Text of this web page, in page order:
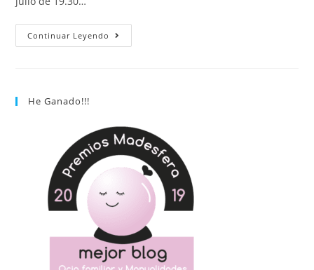
Continuar Leyendo
He Ganado!!!